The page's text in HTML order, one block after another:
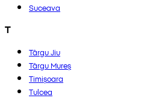
Suceava
T
Târgu Jiu
Târgu Mureș
Timișoara
Tulcea